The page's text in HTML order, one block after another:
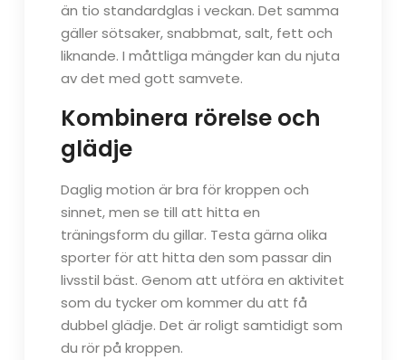
än tio standardglas i veckan. Det samma
gäller sötsaker, snabbmat, salt, fett och
liknande. I måttliga mängder kan du njuta
av det med gott samvete.
Kombinera rörelse och
glädje
Daglig motion är bra för kroppen och
sinnet, men se till att hitta en
träningsform du gillar. Testa gärna olika
sporter för att hitta den som passar din
livsstil bäst. Genom att utföra en aktivitet
som du tycker om kommer du att få
dubbel glädje. Det är roligt samtidigt som
du rör på kroppen.